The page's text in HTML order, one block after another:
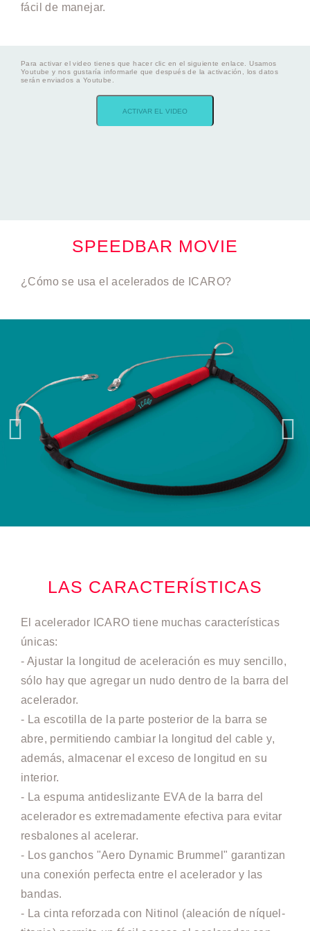
fácil de manejar.
Para activar el video tienes que hacer clic en el siguiente enlace. Usamos
Youtube y nos gustaría informarle que después de la activación, los datos
serán enviados a Youtube.
ACTIVAR EL VIDEO
SPEEDBAR MOVIE
¿Cómo se usa el acelerados de ICARO?
LAS CARACTERÍSTICAS
El acelerador ICARO tiene muchas características
únicas:
- Ajustar la longitud de aceleración es muy sencillo,
sólo hay que agregar un nudo dentro de la barra del
acelerador.
- La escotilla de la parte posterior de la barra se
abre, permitiendo cambiar la longitud del cable y,
además, almacenar el exceso de longitud en su
interior.
- La espuma antideslizante EVA de la barra del
acelerador es extremadamente efectiva para evitar
resbalones al acelerar.
- Los ganchos "Aero Dynamic Brummel" garantizan
una conexión perfecta entre el acelerador y las
bandas.
- La cinta reforzada con Nitinol (aleación de níquel-